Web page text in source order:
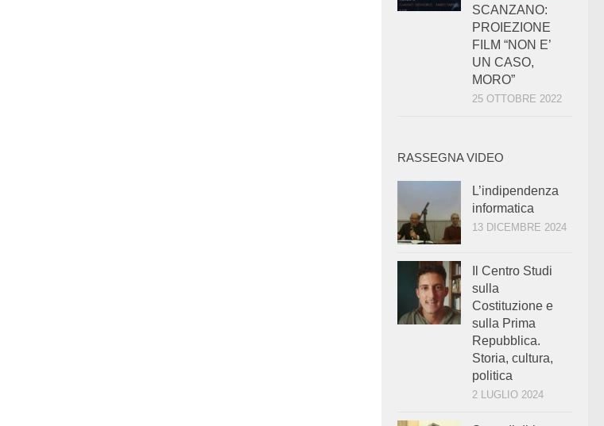
SCANZANO:
PROIEZIONE
FILM “NON E’
UN CASO,
MORO”
25 OTTOBRE 2022
RASSEGNA VIDEO
L’indipendenza
informatica
13 DICEMBRE 2024
Il Centro Studi
sulla
Costituzione e
sulla Prima
Repubblica.
Storia, cultura,
politica
2 LUGLIO 2024